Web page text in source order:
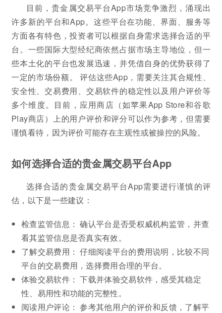
目前，贵金属交易平台App市场竞争激烈，涌现出
许多新的平台和App。这些平台在功能、界面、服务等
方面各有特色，投资者可以根据自身需求选择合适的平
台。一些国际大型经纪商依然占据市场主导地位，但一
些本土化的平台也发展迅速，并凭借自身的优势获得了
一定的市场份额。 评估这些App，需要关注其合规性、
安全性、交易费用、交易软件的稳定性以及用户评价等
多个维度。目前，应用商店（如苹果App Store和谷歌
Play商店）上的用户评价和评分可以作为参考，但需要
谨慎看待，因为评价可能存在主观性或被操控的风险。
如何选择合适的贵金属交易平台App
选择合适的贵金属交易平台App需要进行谨慎的评
估，以下是一些建议：
检查监管信息： 确认平台是否受权威机构监管，并查
看其监管信息是否真实有效。
了解交易费用： 仔细阅读平台的费用说明，比较不同
平台的交易费用，选择费用合理的平台。
体验交易软件： 下载并体验交易软件，感受其稳定
性、易用性和功能的完整性。
阅读用户评论： 参考其他用户的评价和反馈，了解平